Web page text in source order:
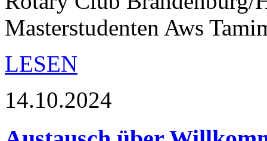
Masterstudenten Aws
LESEN
14.10.2024